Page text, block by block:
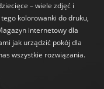
– wiele zdjęć i
kolorowanki do druku,
internetowy dla
jak urządzić pokój dla
wszystkie rozwiązania.